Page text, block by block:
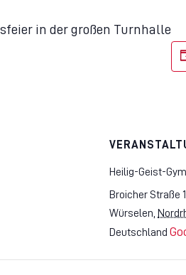
in der großen Turnhalle
Heilig-Geist-
Broicher Straße
Würselen
Deutschland